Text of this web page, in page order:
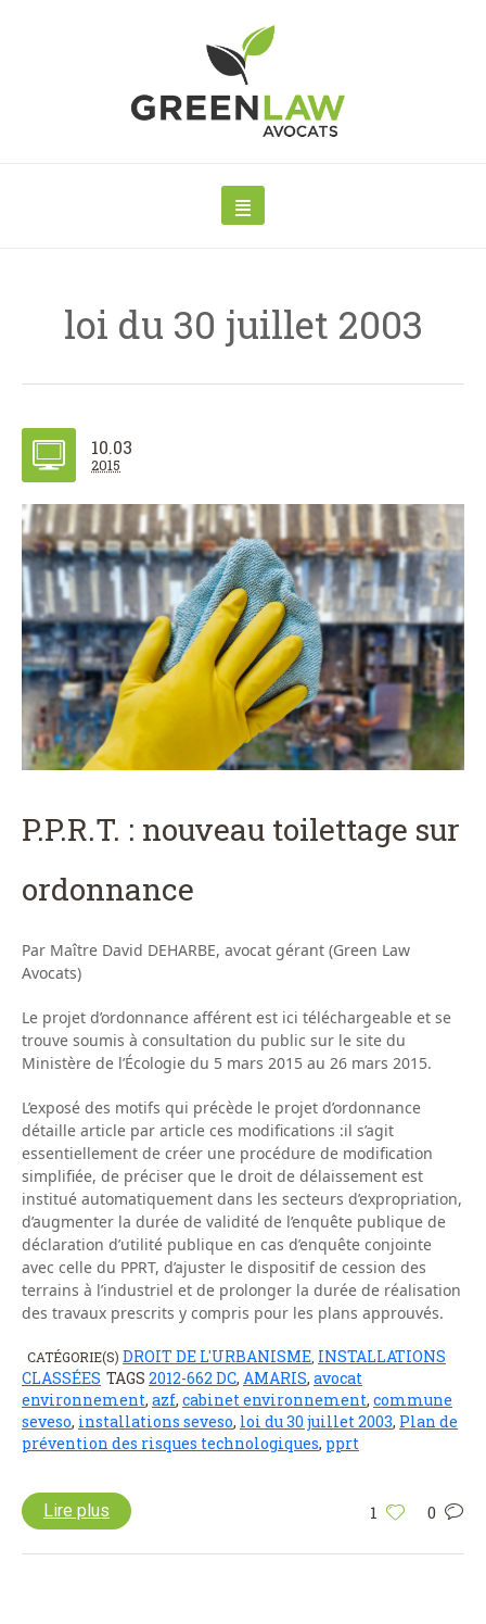
loi du 30 juillet 2003
10.03
2015
P.P.R.T. : nouveau toilettage sur
ordonnance
Par Maître David DEHARBE, avocat gérant (Green Law
Avocats)
Le projet d’ordonnance afférent est ici téléchargeable et se
trouve soumis à consultation du public sur le site du
Ministère de l’Écologie du 5 mars 2015 au 26 mars 2015.
L’exposé des motifs qui précède le projet d’ordonnance
détaille article par article ces modifications :il s’agit
essentiellement de créer une procédure de modification
simplifiée, de préciser que le droit de délaissement est
institué automatiquement dans les secteurs d’expropriation,
d’augmenter la durée de validité de l’enquête publique de
déclaration d’utilité publique en cas d’enquête conjointe
avec celle du PPRT, d’ajuster le dispositif de cession des
terrains à l’industriel et de prolonger la durée de réalisation
des travaux prescrits y compris pour les plans approuvés.
CATÉGORIE(S) DROIT DE L'URBANISME INSTALLATIONS
CLASSÉES TAGS 2012-662 DC, AMARIS, avocat
environnement, azf, cabinet environnement, commune
seveso, installations seveso, loi du 30 juillet 2003, Plan de
prévention des risques technologiques, pprt
1 0
Lire plus